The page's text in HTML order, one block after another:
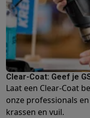
Clear-Coat: Geef je
Laat een Clear-Coat
onze professionals
krassen en vuil.